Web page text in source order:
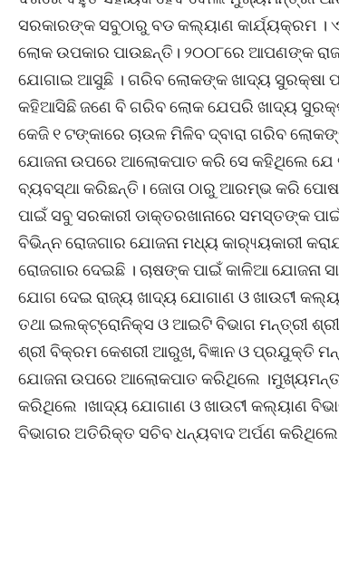
ସରକାରଙ୍କ ସବୁଠାରୁ ବଡ କଲ୍ୟାଣ କାର୍ଯ୍ୟକ୍ରମ
ଲୋକ ଉପକାର ପାଉଛନ୍ତି। ୨୦୦୮ରେ ଆପଣଙ୍କ
ଯୋଗାଇ ଆସୁଛି । ଗରିବ ଲୋକଙ୍କ ଖାଦ୍ୟ ସୁରକ୍ଷା
କହିଆସିଛି ଜଣେ ବି ଗରିବ ଲୋକ ଯେପରି ଖାଦ୍ୟ
କେଜି ୧ ଟଙ୍କାରେ ଚାଉଳ ମିଳିବ ଦ୍ବାରା ଗରିବ
ଯୋଜନା ଉପରେ ଆଲୋକପାତ କରି ସେ କହିଥିଲେ ଯେ
ବ୍ୟବସ୍ଥା କରିଛନ୍ତି। ଜୋତା ଠାରୁ ଆରମ୍ଭ କରି
ପାଇଁ ସବୁ ସରକାରୀ ଡାକ୍ତରଖାନାରେ ସମସ୍ତଙ୍କ
ବିଭିନ୍ନ ରୋଜଗାର ଯୋଜନା ମଧ୍ୟ କାର‌୍ୟ୍ୟକାରୀ
ରୋଜଗାର ଦେଇଛି । ଚାଷଙ୍କ ପାଇଁ କାଳିଆ ଯୋଜନା
ଯୋଗ ଦେଇ ରାଜ୍ୟ ଖାଦ୍ୟ ଯୋଗାଣ ଓ ଖାଉଟୀ
ତଥା ଇଲକ୍ଟ୍ରୋନିକ୍ସ ଓ ଆଇଟି ବିଭାଗ ମନ୍ତ୍ରୀ ଶ୍ରୀ
ଶ୍ରୀ ବିକ୍ରମ କେଶରୀ ଆରୁଖ, ବିଜ୍ଞାନ ଓ ପ୍ରଯୁକ୍ତି
ଯୋଜନା ଉପରେ ଆଲୋକପାତ କରିଥିଲେ
କରିଥିଲେ ।ଖାଦ୍ୟ ଯୋଗାଣ ଓ ଖାଉଟୀ କଲ୍ୟାଣ
ବିଭାଗର ଅତିରିକ୍ତ ସଚିବ ଧନ୍ୟବାଦ ଅର୍ପଣ କରିଥିଲେ